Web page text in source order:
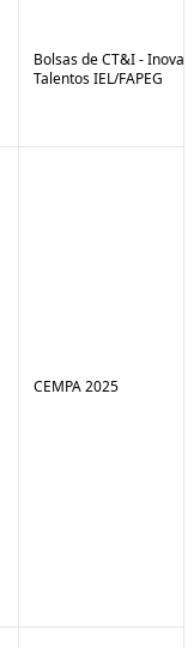
Bolsas de CT&I - Inova
Talentos IEL/FAPEG
CEMPA 2025